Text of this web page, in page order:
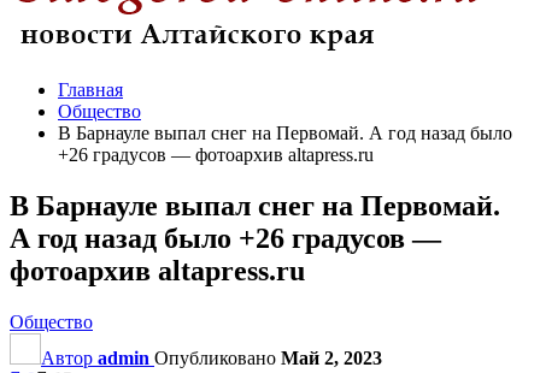
Главная
Общество
В Барнауле выпал снег на Первомай. А год назад было
+26 градусов — фотоархив altapress.ru
В Барнауле выпал снег на Первомай.
А год назад было +26 градусов —
фотоархив altapress.ru
Общество
Автор admin Опубликовано Май 2, 2023